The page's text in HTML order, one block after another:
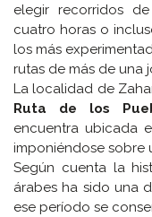
elegir recorridos
cuatro horas o
los más
rutas de más de una
La localidad de
Ruta de los
encuentra ubicada
imponiéndose sobre
Según cuenta la
árabes ha sido una
ese período se